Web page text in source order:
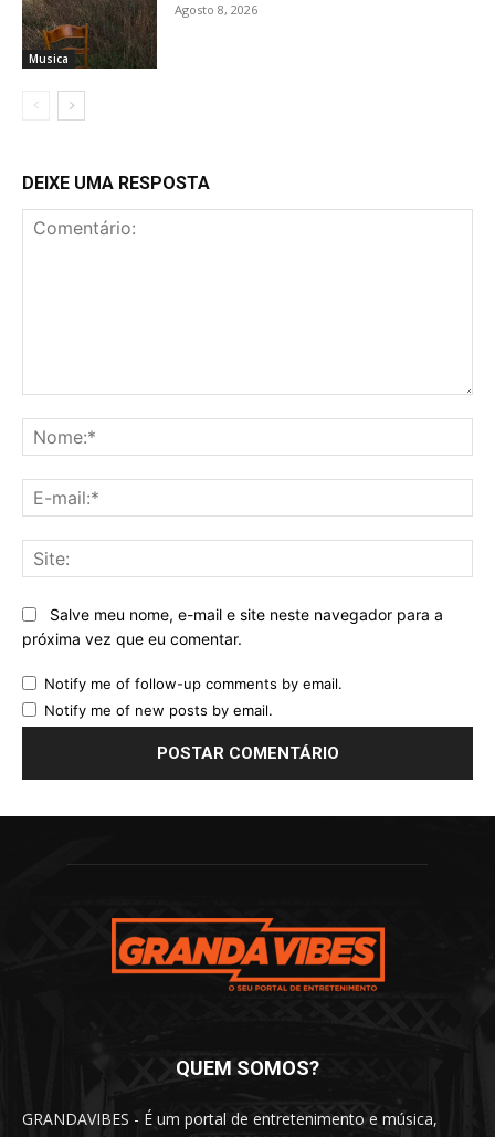
Musica
Agosto 8, 2026
DEIXE UMA RESPOSTA
Salve meu nome, e-mail e site neste navegador para a
próxima vez que eu comentar.
Notify me of follow-up comments by email.
Notify me of new posts by email.
QUEM SOMOS?
GRANDAVIBES - É um portal de entretenimento e música,